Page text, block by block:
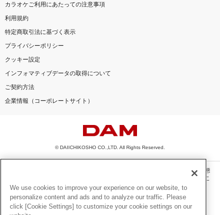
カラオケご利用にあたっての注意事項
利用規約
特定商取引法に基づく表示
プライバシーポリシー
クッキー設定
インフォマティブデータの取得について
ご契約方法
企業情報（コーポレートサイト）
© DAIICHIKOSHO CO.,LTD. All Rights Reserved.
このサイトに掲載されている一切の文章・画像・写真・動画・音声等を、手段や形態
を問わず、著作権法の定める範囲を超えて無断で複製、転載、ファイル化などするこ
とを禁じます。
楽曲及びコンテンツは、機種によりご利用いただけない場合があります。
楽曲及びコンテンツの配信日、配信内容が変更になる場合があります。
We use cookies to improve your experience on our website, to
personalize content and ads and to analyze our traffic. Please
click [Cookie Settings] to customize your cookie settings on our